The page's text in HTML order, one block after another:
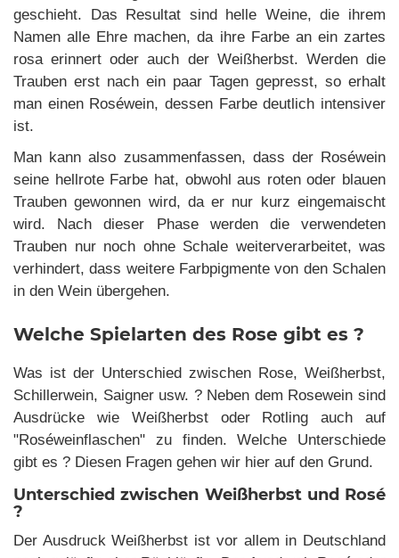
geschieht. Das Resultat sind helle Weine, die ihrem
Namen alle Ehre machen, da ihre Farbe an ein zartes
rosa erinnert oder auch der Weißherbst. Werden die
Trauben erst nach ein paar Tagen gepresst, so erhalt
man einen Roséwein, dessen Farbe deutlich intensiver
ist.
Man kann also zusammenfassen, dass der Roséwein
seine hellrote Farbe hat, obwohl aus roten oder blauen
Trauben gewonnen wird, da er nur kurz eingemaischt
wird. Nach dieser Phase werden die verwendeten
Trauben nur noch ohne Schale weiterverarbeitet, was
verhindert, dass weitere Farbpigmente von den Schalen
in den Wein übergehen.
Welche Spielarten des Rose gibt es ?
Was ist der Unterschied zwischen Rose, Weißherbst,
Schillerwein, Saigner usw. ? Neben dem Rosewein sind
Ausdrücke wie Weißherbst oder Rotling auch auf
"Roséweinflaschen" zu finden. Welche Unterschiede
gibt es ? Diesen Fragen gehen wir hier auf den Grund.
Unterschied zwischen Weißherbst und Rosé
?
Der Ausdruck Weißherbst ist vor allem in Deutschland